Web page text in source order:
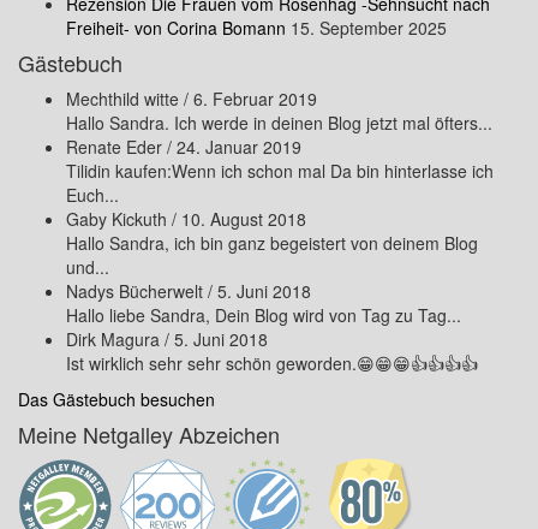
Freiheit- von Corina Bomann 15. September 2025
Gästebuch
Mechthild witte / 6. Februar 2019
Hallo Sandra. Ich werde in deinen Blog jetzt mal öfters...
Renate Eder / 24. Januar 2019
Tilidin kaufen:Wenn ich schon mal Da bin hinterlasse ich
Euch...
Gaby Kickuth / 10. August 2018
Hallo Sandra, ich bin ganz begeistert von deinem Blog
und...
Nadys Bücherwelt / 5. Juni 2018
Hallo liebe Sandra, Dein Blog wird von Tag zu Tag...
Dirk Magura / 5. Juni 2018
Ist wirklich sehr sehr schön geworden.😁😁😁👍👍👍👍
Das Gästebuch besuchen
Meine Netgalley Abzeichen